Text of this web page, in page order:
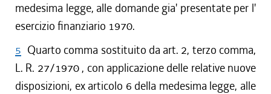
medesima legge, alle domande gia' presentate per l'
esercizio finanziario 1970.
5 Quarto comma sostituito da art. 2, terzo comma,
L. R. 27/1970 , con applicazione delle relative nuove
disposizioni, ex articolo 6 della medesima legge, alle